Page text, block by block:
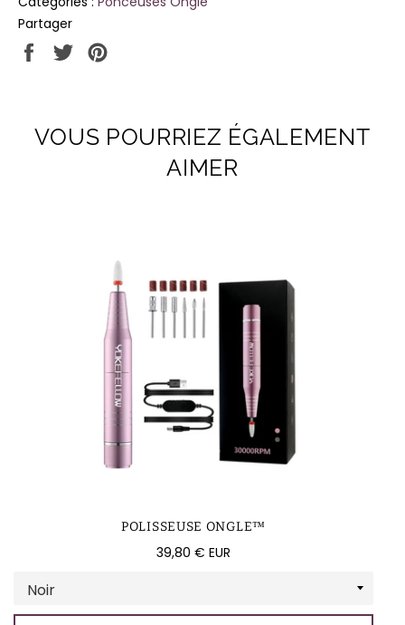
Partager
Partager
sur
Tweeter
sur
VOUS POURRIEZ ÉGALEMENT
AIMER
POLISSEUSE ONGLE™
Prix
39,80 € EUR